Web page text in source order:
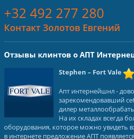
+32 492 277 280
Контакт Золотов Евгений
Отзывы клинтов о АПТ
Stephen – Fort Vale
Апт интернейшнл -
зарекомендовавший
дилер
На их складах всегда
оборудования, которое можно увидеть
в интернете предложение АПТ